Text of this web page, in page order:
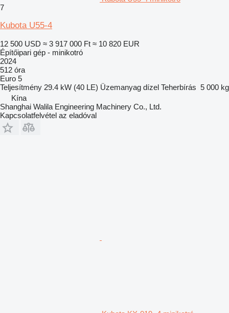
7
Kubota U55-4
12 500 USD ≈ 3 917 000 Ft ≈ 10 820 EUR
Építőipari gép - minikotró
2024
512 óra
Euro 5
Teljesítmény 29.4 kW (40 LE) Üzemanyag dízel Teherbírás 5 000 kg
Kína
Shanghai Walila Engineering Machinery Co., Ltd.
Kapcsolatfelvétel az eladóval